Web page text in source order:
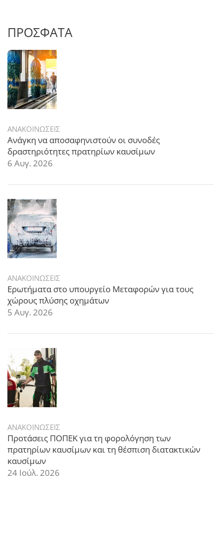
ΠΡΟΣΦΑΤΑ
ΑΝΑΚΟΙΝΩΣΕΙΣ
Ανάγκη να αποσαφηνιστούν οι συνοδές
δραστηριότητες πρατηρίων καυσίμων
6 Αυγ. 2026
ΑΝΑΚΟΙΝΩΣΕΙΣ
Ερωτήματα στο υπουργείο Μεταφορών για τους
χώρους πλύσης οχημάτων
5 Αυγ. 2026
ΑΝΑΚΟΙΝΩΣΕΙΣ
Προτάσεις ΠΟΠΕΚ για τη φορολόγηση των
πρατηρίων καυσίμων και τη θέσπιση διατακτικών
καυσίμων
24 Ιούλ. 2026